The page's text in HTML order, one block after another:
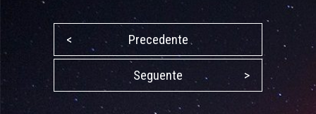
< Precedente
Seguente >